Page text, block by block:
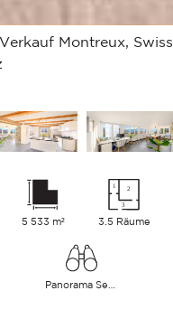
Montreux, Swiss
5 533 m² 3.5 Räume